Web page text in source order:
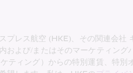
プレス航空 (HKE)、その関連会社
および/またはそのマーケティング
ティング）からの特別運賃、特別